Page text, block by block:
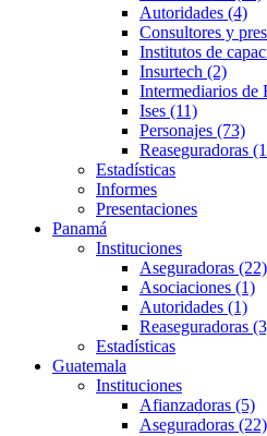
Autoridades (4)
Consultores y
Institutos de
Insurtech (2)
Intermediarios de
Ises (11)
Personajes (73)
Reaseguradoras
Estadísticas
Informes
Presentaciones
Panamá
Instituciones
Aseguradoras (22)
Asociaciones (1)
Autoridades (1)
Reaseguradoras
Estadísticas
Guatemala
Instituciones
Afianzadoras (5)
Aseguradoras (22)